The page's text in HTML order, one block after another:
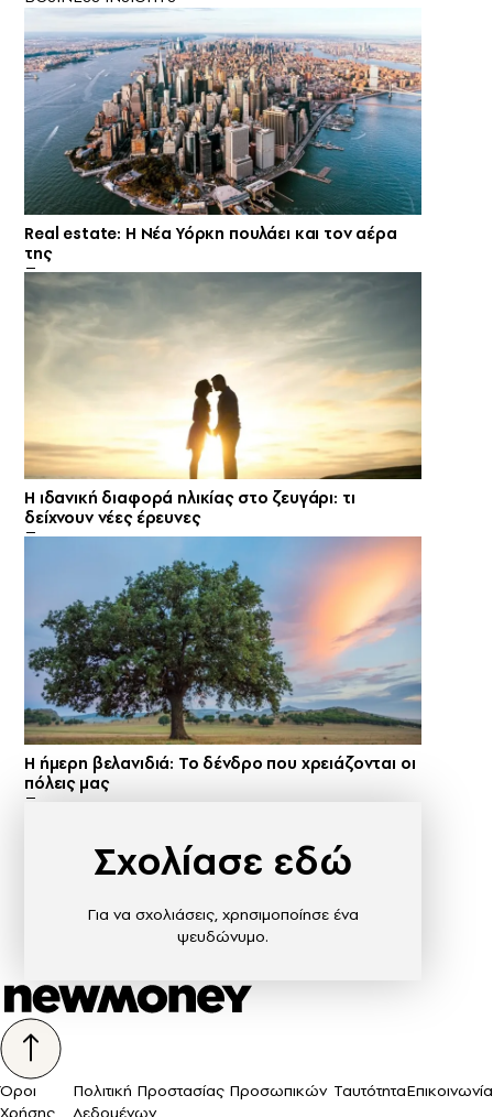
Real estate: H Νέα Υόρκη πουλάει και τον αέρα
της
Η ιδανική διαφορά ηλικίας στο ζευγάρι: τι
δείχνουν νέες έρευνες
Η ήμερη βελανιδιά: Το δένδρο που χρειάζονται οι
πόλεις μας
Σχολίασε εδώ
Για να σχολιάσεις, χρησιμοποίησε ένα
ψευδώνυμο.
Όροι
Χρήσης
Πολιτική Προστασίας Προσωπικών
Δεδομένων
ΤαυτότηταΕπικοινωνία